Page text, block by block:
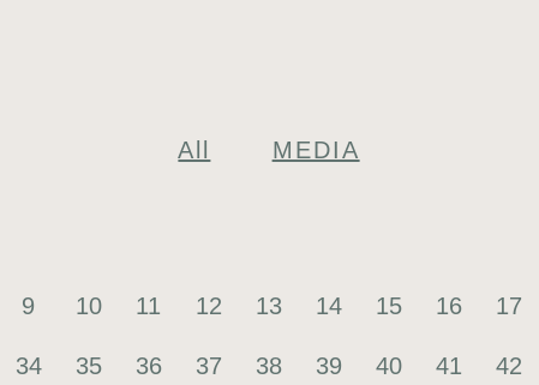
All MEDIA
9 10 11 12 13 14 15 16 17
34 35 36 37 38 39 40 41 42